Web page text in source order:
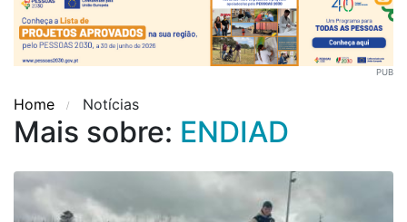
PUB
Home Notícias
Mais sobre: ENDIAD